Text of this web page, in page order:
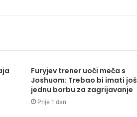
Furyjev trener uoči meča s
Joshuom: Trebao bi imati još
jednu borbu za zagrijavanje
Prije 1 dan